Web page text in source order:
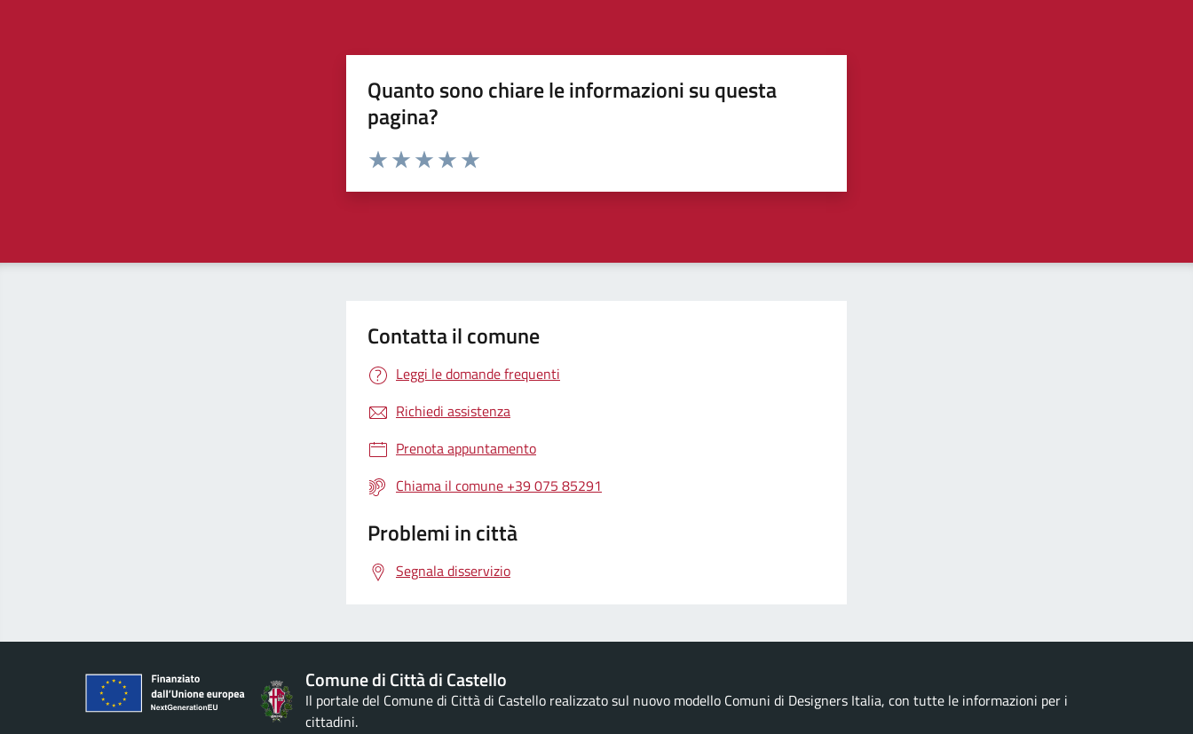
Quanto sono chiare le informazioni su questa
pagina?
Valuta da 1 a 5 stelle la pagina
Contatta il comune
Leggi le domande frequenti
Richiedi assistenza
Prenota appuntamento
Chiama il comune +39 075 85291
Problemi in città
Segnala disservizio
Comune di Città di Castello
Il portale del Comune di Città di Castello realizzato sul nuovo modello Comuni di Designers Italia, con tutte le informazioni per i
cittadini.